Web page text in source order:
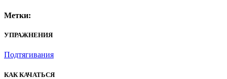
Метки:
УПРАЖНЕНИЯ
Подтягивания
КАК КАЧАТЬСЯ